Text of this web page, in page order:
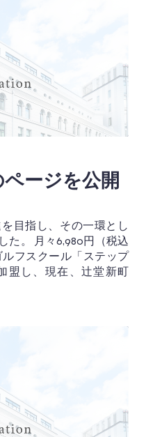
ページを公開
目指し、その一環とし
た。 月々6,980円（税込
フスクール「ステップ
盟し、現在、辻堂新町